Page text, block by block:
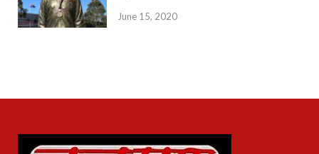
June 15, 2020